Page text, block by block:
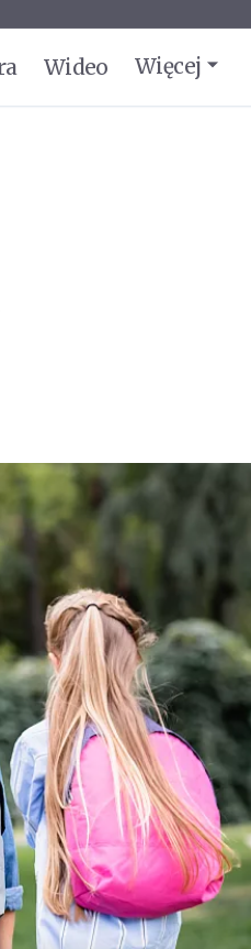
Wideo Więcej